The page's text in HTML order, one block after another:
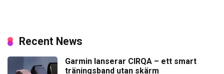
Recent News
Garmin lanserar CIRQA – ett smart
träningsband utan skärm